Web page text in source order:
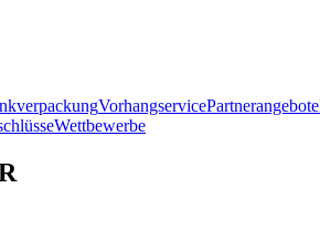
VorhangservicePartnerangebote
Wettbewerbe